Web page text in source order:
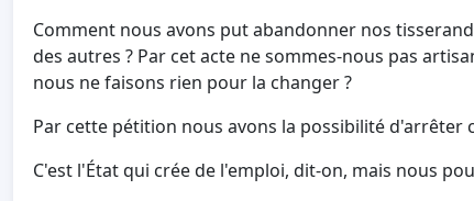
Comment nous avons put abandonner nos
des autres ? Par cet acte ne sommes-nous pas
nous ne faisons rien pour la changer ?
Par cette pétition nous avons la possibilité d'arrêter
C'est l'État qui crée de l'emploi, dit-on, mais nous